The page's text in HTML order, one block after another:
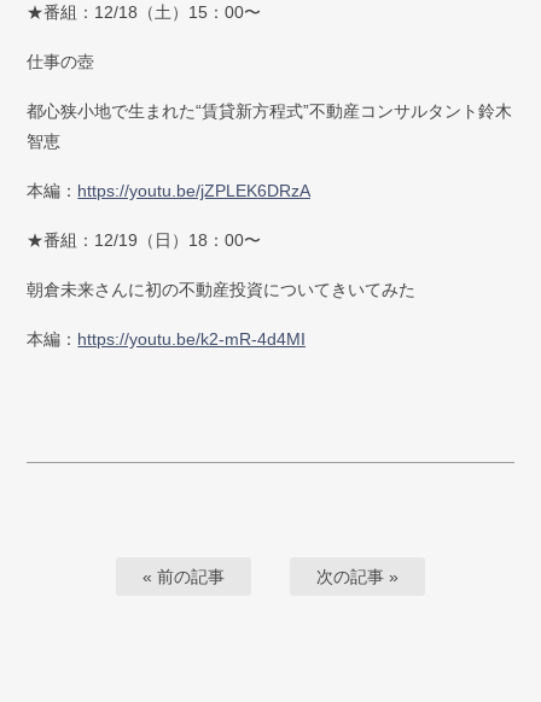
★番組：12/18（土）15：00〜
仕事の壺
都心狭小地で生まれた“賃貸新方程式”不動産コンサルタント鈴木
智恵
本編： https://youtu.be/jZPLEK6DRzA
★番組：12/19（日）18：00〜
朝倉未来さんに初の不動産投資についてきいてみた
本編： https://youtu.be/k2-mR-4d4MI
« 前の記事 次の記事 »